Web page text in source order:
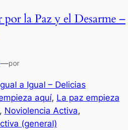
la Paz y el Desarme –
—por
a Igual – Delicias
aquí, La paz empieza
, Noviolencia Activa
(general)